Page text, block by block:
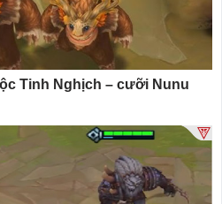
Tinh Nghịch – cưỡi Nunu